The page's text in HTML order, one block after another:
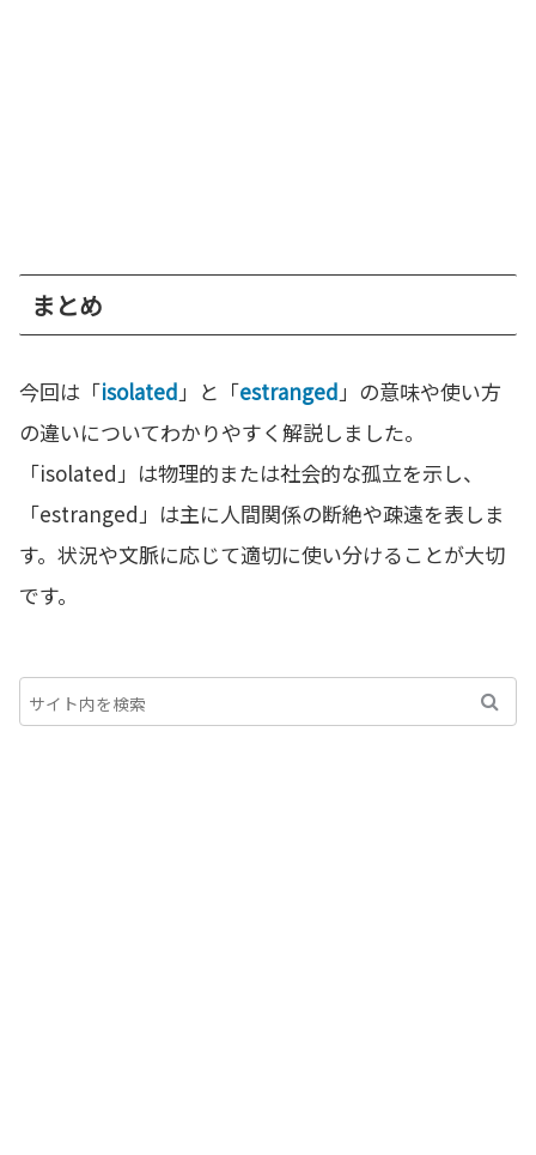
まとめ
今回は「isolated」と「estranged」の意味や使い方
の違いについてわかりやすく解説しました。
「isolated」は物理的または社会的な孤立を示し、
「estranged」は主に人間関係の断絶や疎遠を表しま
す。状況や文脈に応じて適切に使い分けることが大切
です。